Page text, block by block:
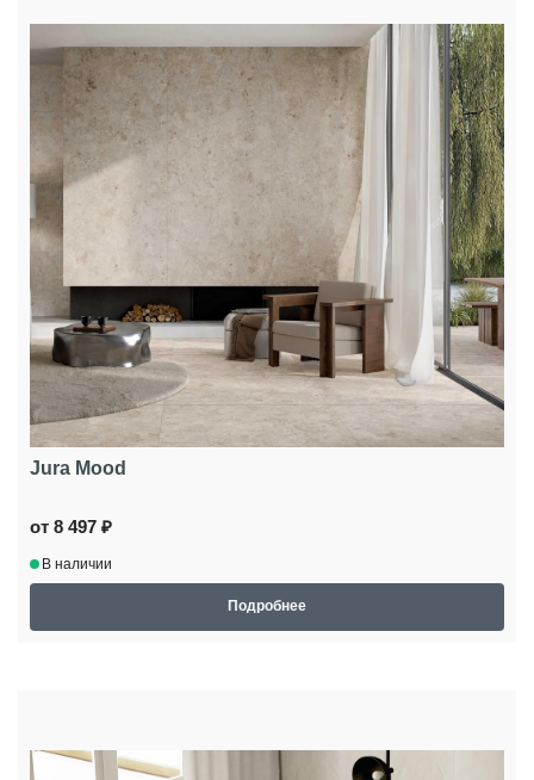
Jura Mood
от 8 497 ₽
В наличии
Подробнее